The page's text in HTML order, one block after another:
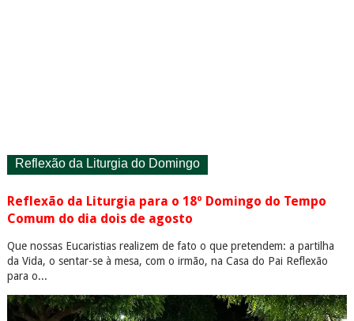
Reflexão da Liturgia do Domingo
Reflexão da Liturgia para o 18º Domingo do Tempo
Comum do dia dois de agosto
Que nossas Eucaristias realizem de fato o que pretendem: a partilha
da Vida, o sentar-se à mesa, com o irmão, na Casa do Pai Reflexão
para o...